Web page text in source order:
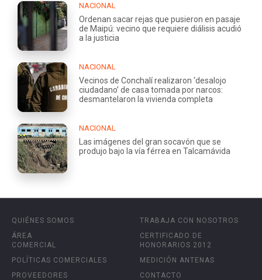
NACIONAL
Ordenan sacar rejas que pusieron en pasaje
de Maipú: vecino que requiere diálisis acudió
a la justicia
NACIONAL
Vecinos de Conchalí realizaron ‘desalojo
ciudadano’ de casa tomada por narcos:
desmantelaron la vivienda completa
NACIONAL
Las imágenes del gran socavón que se
produjo bajo la vía férrea en Talcamávida
QUIÉNES SOMOS
ÁREA
COMERCIAL
POLÍTICAS COMERCIALES
PROVEEDORES
TRABAJA CON NOSOTROS
CERTIFICADO DE
HONORARIOS 2012
MEDICIÓN ANTENAS
CONTACTO